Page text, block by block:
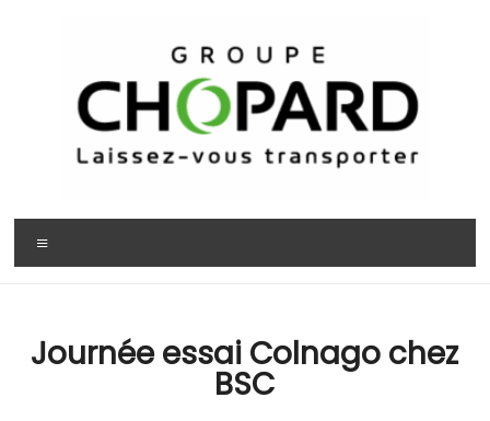
Journée essai Colnago chez
BSC